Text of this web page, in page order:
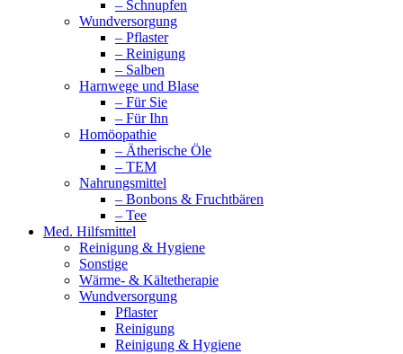
– Schnupfen
Wundversorgung
– Pflaster
– Reinigung
– Salben
Harnwege und Blase
– Für Sie
– Für Ihn
Homöopathie
– Ätherische Öle
– TEM
Nahrungsmittel
– Bonbons & Fruchtbären
– Tee
Med. Hilfsmittel
Reinigung & Hygiene
Sonstige
Wärme- & Kältetherapie
Wundversorgung
Pflaster
Reinigung
Reinigung & Hygiene